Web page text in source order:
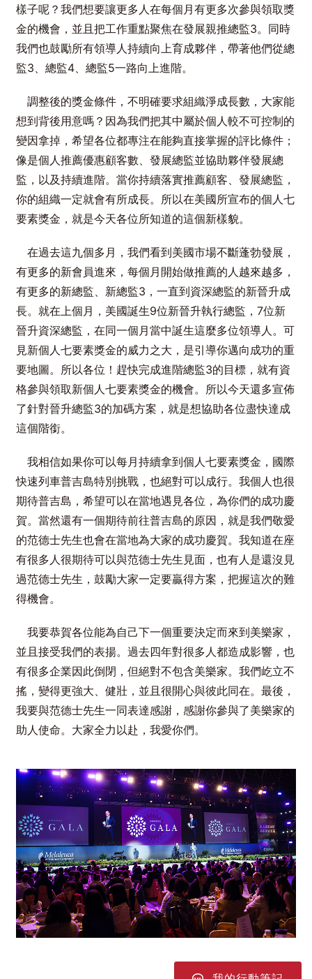
樣子呢？我們想要讓更多人在每個月有更多次參與領取獎
金的機會，並且把工作重點聚焦在發展親推總監3。同時
我們也鼓勵所有領導人持續向上育成夥伴，帶著他們從總
監3、總監4、總監5一路向上進階。
調整後的獎金條件，不明確要求組織淨成長數，大家能
想到背後用意嗎？因為我們把其中屬於個人較不可控制的
變因拿掉，希望各位都專注在能夠直接掌握的評比條件；
像是個人推薦優惠顧客數、發展總監並協助夥伴發展總
監，以及持續進階。當你持續落實推薦顧客、發展總監，
你的組織一定就會有所成長。所以在美國所宣布的個人七
要素獎金，就是今天各位所知道的這個新樣貌。
在過去這九個多月，我們看到美國市場不斷蓬勃發展，
有更多的新會員進來，每個月開始做推薦的人越來越多，
有更多的新總監、新總監3，一直到資深總監的新晉升成
長。就在上個月，美國誕生9位新晉升執行總監，7位新
晉升資深總監，在同一個月當中誕生這麼多位領導人。可
見新個人七要素獎金的威力之大，是引導你邁向成功的重
要地圖。所以各位！趕快完成進階總監3的目標，就有資
格參與領取新個人七要素獎金的機會。所以今天還多宣佈
了針對晉升總監3的加碼方案，就是想協助各位盡快達成
這個階銜。
我相信如果你可以每月持續拿到個人七要素獎金，國際
快速列車普吉島特別挑戰，也絕對可以成行。我個人也很
期待普吉島，希望可以在當地遇見各位，為你們的成功慶
賀。當然還有一個期待前往普吉島的原因，就是我們敬愛
的范德士先生也會在當地為大家的成功慶賀。我知道在座
有很多人很期待可以與范德士先生見面，也有人是還沒見
過范德士先生，鼓勵大家一定要贏得方案，把握這次的難
得機會。
我要恭賀各位能為自己下一個重要決定而來到美樂家，
並且接受我們的表揚。過去四年對很多人都造成影響，也
有很多企業因此倒閉，但絕對不包含美樂家。我們屹立不
搖，變得更強大、健壯，並且很開心與彼此同在。最後，
我要與范德士先生一同表達感謝，感謝你參與了美樂家的
助人使命。大家全力以赴，我愛你們。